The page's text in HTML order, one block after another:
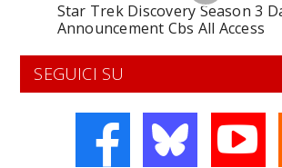
Star Trek Discovery Season 3
Announcement Cbs All Access
SEGUICI SU